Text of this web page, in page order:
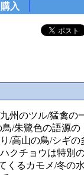
購入
州のツル/猛禽の
/朱鷺色の語源の
/高山の鳥/シギ
クチョウは特別
くるカモメ/冬の